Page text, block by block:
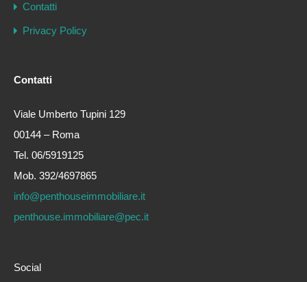
Contatti
Privacy Policy
Contatti
Viale Umberto Tupini 129
00144 – Roma
Tel. 06/5919125
Mob. 392/4697865
info@penthouseimmobiliare.it
penthouse.immobiliare@pec.it
Social